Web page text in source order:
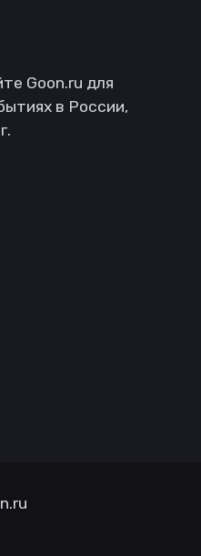
Goon.ru для
в России,